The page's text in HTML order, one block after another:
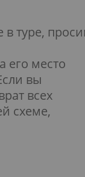
туре,
его место
вы
всех
схеме,